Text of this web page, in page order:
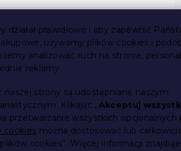
działał prawidłowo i aby zapewnić
używamy plików cookies i
analizować ruch na stronie,
reklamy.
strony są udostępniane naszym
Klikając „Akceptuj
przetwarzanie wszystkich opcjonalnych
cookies można dostosować lub
cookies”. Więcej informacji